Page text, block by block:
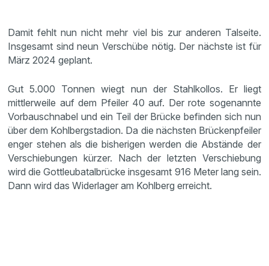
Damit fehlt nun nicht mehr viel bis zur anderen Talseite.
Insgesamt sind neun Verschübe nötig. Der nächste ist für
März 2024 geplant.
Gut 5.000 Tonnen wiegt nun der Stahlkollos. Er liegt
mittlerweile auf dem Pfeiler 40 auf. Der rote sogenannte
Vorbauschnabel und ein Teil der Brücke befinden sich nun
über dem Kohlbergstadion. Da die nächsten Brückenpfeiler
enger stehen als die bisherigen werden die Abstände der
Verschiebungen kürzer. Nach der letzten Verschiebung
wird die Gottleubatalbrücke insgesamt 916 Meter lang sein.
Dann wird das Widerlager am Kohlberg erreicht.